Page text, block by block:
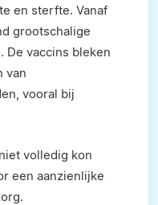
en sterfte. Vanaf
grootschalige
De vaccins bleken
van
vooral bij
volledig kon
een aanzienlijke